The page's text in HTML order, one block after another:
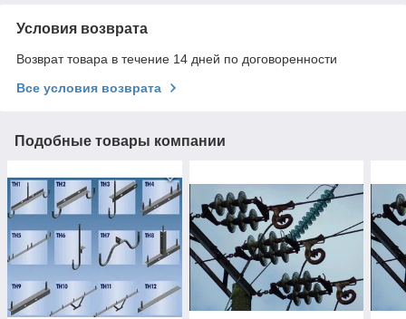
Условия возврата
Возврат товара в течение 14 дней по договоренности
Все условия возврата
Подобные товары компании